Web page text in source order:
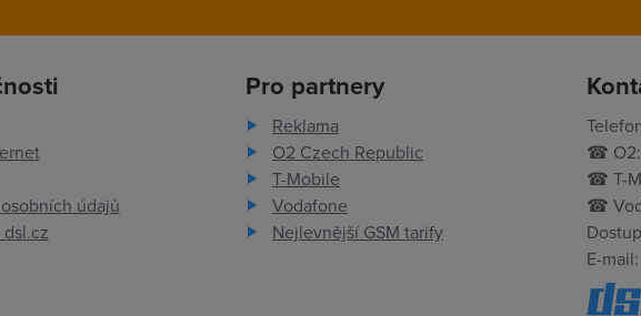
údajů
Pro partnery
Reklama
O2 Czech Republic
T-Mobile
Vodafone
Nejlevnější GSM tarify
☎ O2:
☎ T-
☎
E-mail: